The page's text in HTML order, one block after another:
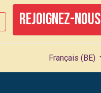
rejoignez-nous
Français (BE)